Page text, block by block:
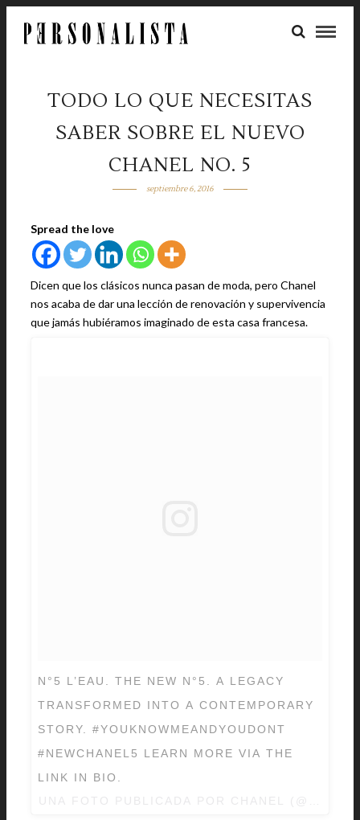
TODO LO QUE NECESITAS
SABER SOBRE EL NUEVO
CHANEL NO. 5
septiembre 6, 2016
Spread the love
Dicen que los clásicos nunca pasan de moda, pero Chanel
nos acaba de dar una lección de renovación y supervivencia
que jamás hubiéramos imaginado de esta casa francesa.
N°5 L’EAU. THE NEW N°5. A LEGACY
TRANSFORMED INTO A CONTEMPORARY
STORY. #YOUKNOWMEANDYOUDONT
#NEWCHANEL5 LEARN MORE VIA THE
LINK IN BIO.